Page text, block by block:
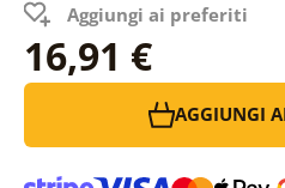
Aggiungi ai preferiti
16,91 €
AGGIUNGI